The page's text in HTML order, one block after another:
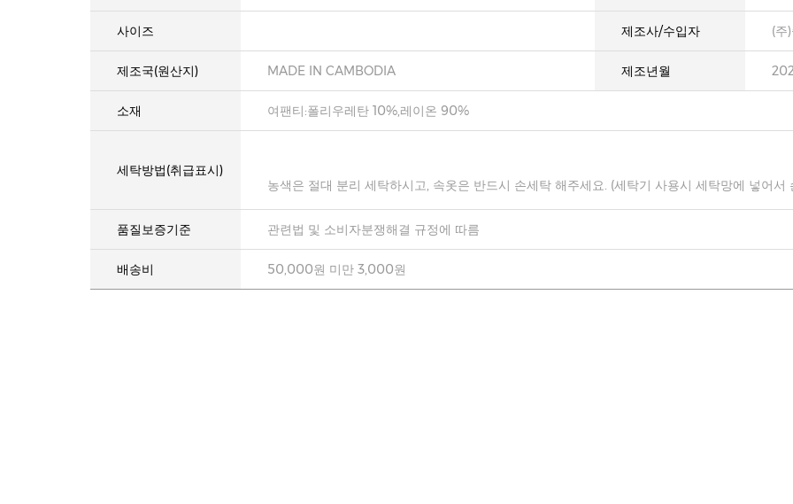
사이즈 제조사/수입자 (주
제조국(원산지) MADE IN CAMBODIA 제조년월
소재 여팬티:폴리우레탄 10%,레이온 90%
세탁방법(취급표시)
농색은 절대 분리 세탁하시고, 속옷은 반드시 손세탁 해주세요. (세탁기 사용시 세탁망에 넣어서
품질보증기준 관련법 및 소비자분쟁해결 규정에 따름
배송비 50,000원 미만 3,000원